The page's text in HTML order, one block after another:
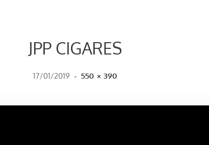
JPP CIGARES
17/01/2019 - FULL SIZE
550 × 390